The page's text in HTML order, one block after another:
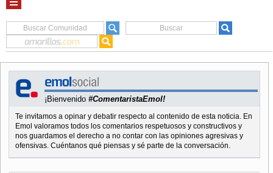
¡Bienvenido #ComentaristaEmol!
Te invitamos a opinar y debatir respecto al contenido de esta noticia. En
Emol valoramos todos los comentarios respetuosos y constructivos y
nos guardamos el derecho a no contar con las opiniones agresivas y
ofensivas. Cuéntanos qué piensas y sé parte de la conversación.